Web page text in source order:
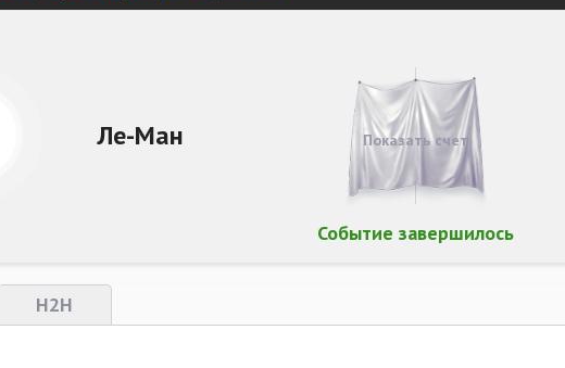
Ле-Ман
Событие завершилось
Показать счет
H2H